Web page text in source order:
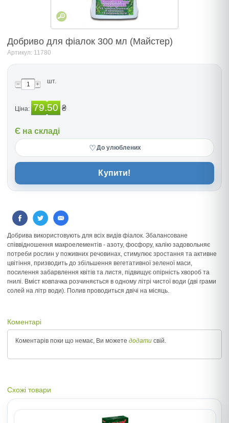
Добриво для фіалок 300 мл (Майстер)
Артикул: 11780
шт.
Ціна: 79.50 ₴
Є на складі
♡До улюблених
Купити!
Добрива використовують для всіх видів фіалок. Збалансоване
співвідношення макроелементів - азоту, фосфору, калію задовольняє
потреби рослин у поживних речовинах, стимулює зростання та активне
цвітіння, призводить до збільшення вегетативної зеленої маси,
посилення забарвлення квітів та листя, підвищує опірність хвороб та
гнилі. Вміст ковпачка розчиняється в одному літрі чистої води (дві грами
солей на літр води). Полив проводиться двічі на місяць.
Коментарі
Коментарів поки що немає, Ви можете додати свій.
Схожі товари